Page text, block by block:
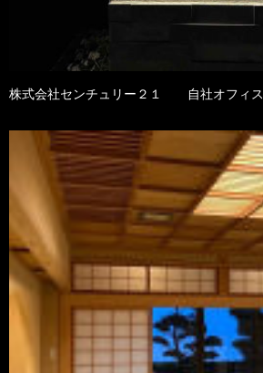
株式会社センチュリー２１ 自社オフィス